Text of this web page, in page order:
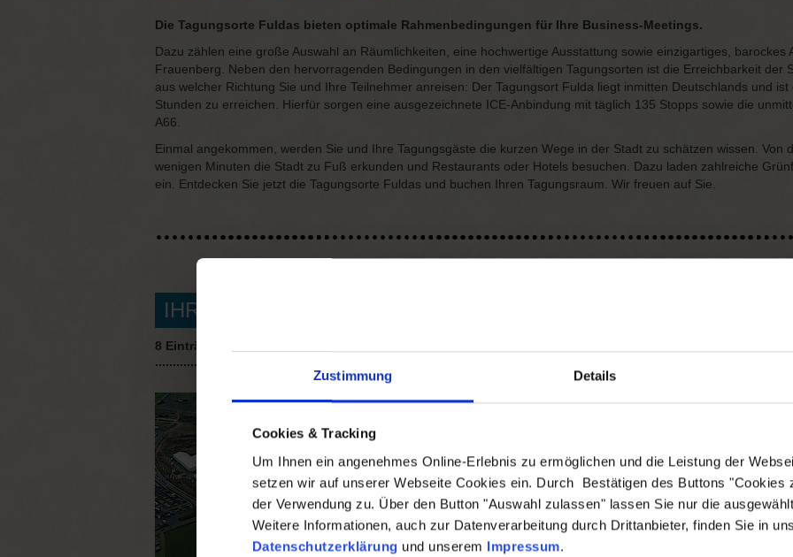
Zustimmung Details
Cookies & Tracking
Um Ihnen ein angenehmes Online-Erlebnis zu ermöglichen und die Leistung der
setzen wir auf unserer Webseite Cookies ein. Durch Bestätigen des Buttons "Cookies
der Verwendung zu. Über den Button "Auswahl zulassen" lassen Sie nur die
Weitere Informationen, auch zur Datenverarbeitung durch Drittanbieter, finden Sie in
Datenschutzerklärung und unserem Impressum.
Die Tagungsorte Fuldas bieten optimale Rahmenbedingungen für Ihre Business-Meetings.
Dazu zählen eine große Auswahl an Räumlichkeiten, eine hochwertige Ausstattung sowie einzigartiges, barockes
Frauenberg. Neben den hervorragenden Bedingungen in den vielfältigen Tagungsorten ist die Erreichbarkeit der
aus welcher Richtung Sie und Ihre Teilnehmer anreisen: Der Tagungsort Fulda liegt inmitten Deutschlands und
Stunden zu erreichen. Hierfür sorgen eine ausgezeichnete ICE-Anbindung mit täglich 135 Stopps sowie die
A66.
Einmal angekommen, werden Sie und Ihre Tagungsgäste die kurzen Wege in der Stadt zu schätzen wissen. Von
wenigen Minuten die Stadt zu Fuß erkunden und Restaurants oder Hotels besuchen. Dazu laden zahlreiche
ein. Entdecken Sie jetzt die Tagungsorte Fuldas und buchen Ihren Tagungsraum. Wir freuen auf Sie.
IHRE TAGUNGSORTE IN FULDA
8 Einträge gefunden